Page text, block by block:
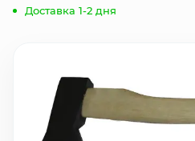
Сравнение
В корзину
Доставка 1-2 дня